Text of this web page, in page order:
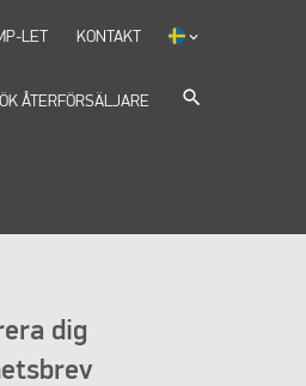
ÅTERFÖRSÄLJARE search
LET KONTAKT keyboard_arrow_down
dig